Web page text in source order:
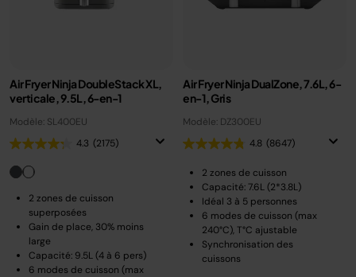
Air Fryer Ninja DoubleStack XL,
verticale, 9.5L, 6-en-1
Modèle: SL400EU
4.3 (2175)
2 zones de cuisson
superposées
Gain de place, 30% moins
large
Capacité: 9.5L (4 à 6 pers)
6 modes de cuisson (max
Air Fryer Ninja DualZone, 7.6L, 6-
en-1, Gris
Modèle: DZ300EU
4.8 (8647)
2 zones de cuisson
Capacité: 7.6L (2*3.8L)
Idéal 3 à 5 personnes
6 modes de cuisson (max
240°C), T°C ajustable
Synchronisation des
cuissons